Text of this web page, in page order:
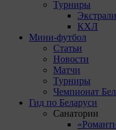
Турниры
КХЛ
Мини-футбол
Статьи
Новости
Матчи
Турниры
Чемпионат
Гид по Беларуси
Санатории